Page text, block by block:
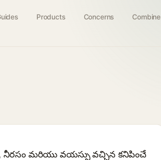
Products Concerns Combine
నీరసం మరియు వయస్సు వచ్చిన కనిపించే